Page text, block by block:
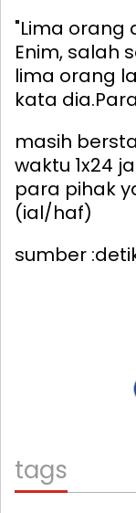
"Lima orang
Enim, salah
lima orang
kata dia.
masih
waktu 1x24
para pihak
(ial/haf)
sumber
tags